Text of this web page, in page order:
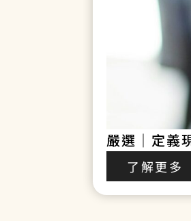
嚴選｜定義
了解更多